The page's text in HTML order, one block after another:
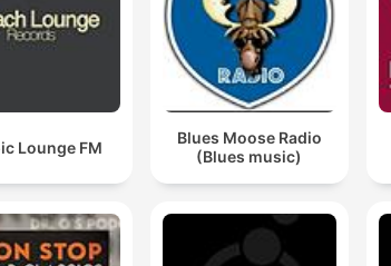
Lounge FM
Blues Moose Radio
(Blues music)